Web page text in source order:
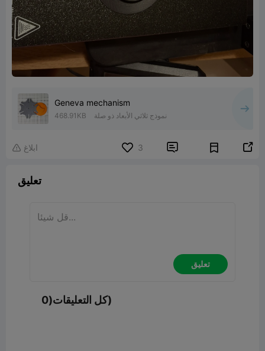
Geneva mechanism
468.91KB نموذج ثلاثي الأبعاد ذو صلة
 ابلاغ 3  
تعليق
تعليق
كل التعليقات(0)